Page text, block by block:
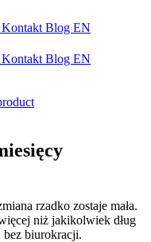
Kontakt Blog EN
Kontakt Blog EN
rzadko zostaje mała.
niż jakikolwiek dług
biurokracji.